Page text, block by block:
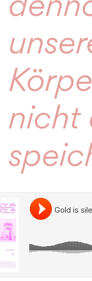
nicht